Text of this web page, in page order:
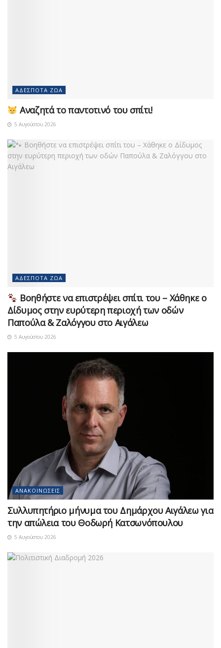
ΑΔΈΣΠΟΤΑ ΖΏΑ
Αναζητά το παντοτινό του σπίτι!
5 Αυγούστου 2026
ΑΔΈΣΠΟΤΑ ΖΏΑ
Βοηθήστε να επιστρέψει σπίτι του – Χάθηκε ο
Δίδυμος στην ευρύτερη περιοχή των οδών
Παπούλα & Ζαλόγγου στο Αιγάλεω
5 Αυγούστου 2026
ΑΝΑΚΟΙΝΏΣΕΙΣ
Συλλυπητήριο μήνυμα του Δημάρχου Αιγάλεω για
την απώλεια του Θοδωρή Κατσωνόπουλου
5 Αυγούστου 2026